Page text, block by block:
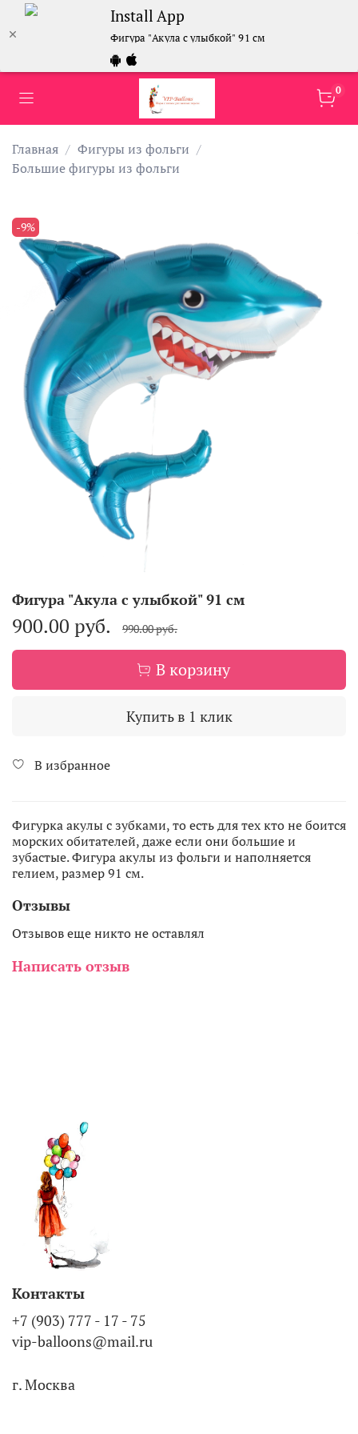
Install App
Фигура "Акула с улыбкой" 91 см
0
Главная
Фигуры из фольги
Большие фигуры из фольги
-9%
Фигура "Акула с улыбкой" 91 см
900.00 руб. 990.00 руб.
В корзину
Купить в 1 клик
В избранное
Фигурка акулы с зубками, то есть для тех кто не боится
морских обитателей, даже если они большие и
зубастые. Фигура акулы из фольги и наполняется
гелием, размер 91 см.
Отзывы
Отзывов еще никто не оставлял
Написать отзыв
Контакты
+7 (903) 777 - 17 - 75
vip-balloons@mail.ru
г. Москва